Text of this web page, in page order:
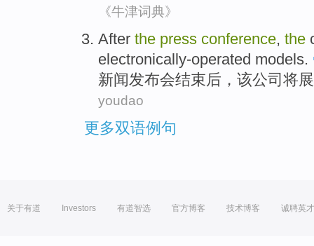
《牛津词典》
After the press conference, the
electronically-operated models.
新闻发布会结束后 ， 该公司 将
youdao
更多双语例句
关于有道 Investors 有道智选 官方博客 技术博客 诚聘英才